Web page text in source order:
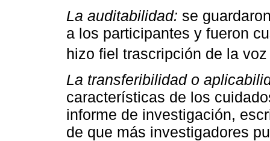
La auditabilidad: se
a los participantes y fueron
hizo fiel trascripción de la
La transferibilidad o
características de los
informe de investigación,
de que más investigadores